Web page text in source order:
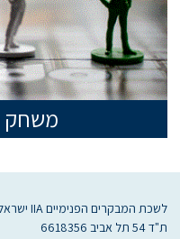
משחק
לשכת המבקרים הפנימיים IIA ישראל
ת"ד 54 תל אביב 6618356